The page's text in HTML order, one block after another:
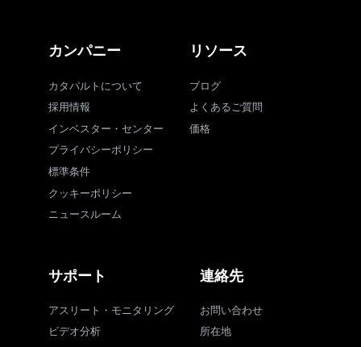
カンパニー
カタパルトについて
採用情報
インベスター・センター
プライバシーポリシー
標準条件
クッキーポリシー
ニュースルーム
リソース
ブログ
よくあるご質問
価格
サポート
アスリート・モニタリング
ビデオ分析
連絡先
お問い合わせ
所在地